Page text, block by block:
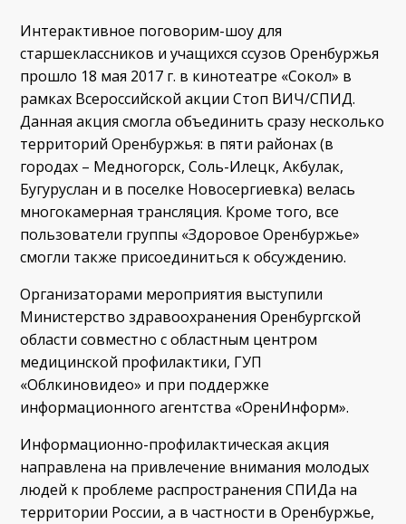
Интерактивное поговорим-шоу для
старшеклассников и учащихся ссузов Оренбуржья
прошло 18 мая 2017 г. в кинотеатре «Сокол» в
рамках Всероссийской акции Стоп ВИЧ/СПИД.
Данная акция смогла объединить сразу несколько
территорий Оренбуржья: в пяти районах (в
городах – Медногорск, Соль-Илецк, Акбулак,
Бугуруслан и в поселке Новосергиевка) велась
многокамерная трансляция. Кроме того, все
пользователи группы «Здоровое Оренбуржье»
смогли также присоединиться к обсуждению.
Организаторами мероприятия выступили
Министерство здравоохранения Оренбургской
области совместно с областным центром
медицинской профилактики, ГУП
«Облкиновидео» и при поддержке
информационного агентства «ОренИнформ».
Информационно-профилактическая акция
направлена на привлечение внимания молодых
людей к проблеме распространения СПИДа на
территории России, а в частности в Оренбуржье,